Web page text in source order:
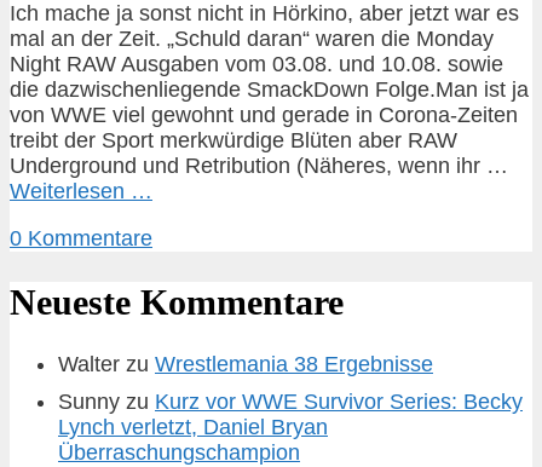
Ich mache ja sonst nicht in Hörkino, aber jetzt war es
mal an der Zeit. „Schuld daran“ waren die Monday
Night RAW Ausgaben vom 03.08. und 10.08. sowie
die dazwischenliegende SmackDown Folge.Man ist ja
von WWE viel gewohnt und gerade in Corona-Zeiten
treibt der Sport merkwürdige Blüten aber RAW
Underground und Retribution (Näheres, wenn ihr …
Weiterlesen …
0 Kommentare
Neueste Kommentare
Walter zu Wrestlemania 38 Ergebnisse
Sunny zu Kurz vor WWE Survivor Series: Becky
Lynch verletzt, Daniel Bryan
Überraschungschampion